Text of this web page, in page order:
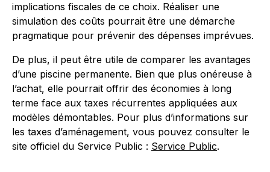
implications fiscales de ce choix. Réaliser une
simulation des coûts pourrait être une démarche
pragmatique pour prévenir des dépenses imprévues.
De plus, il peut être utile de comparer les avantages
d’une piscine permanente. Bien que plus onéreuse à
l’achat, elle pourrait offrir des économies à long
terme face aux taxes récurrentes appliquées aux
modèles démontables. Pour plus d’informations sur
les taxes d’aménagement, vous pouvez consulter le
site officiel du Service Public : Service Public.